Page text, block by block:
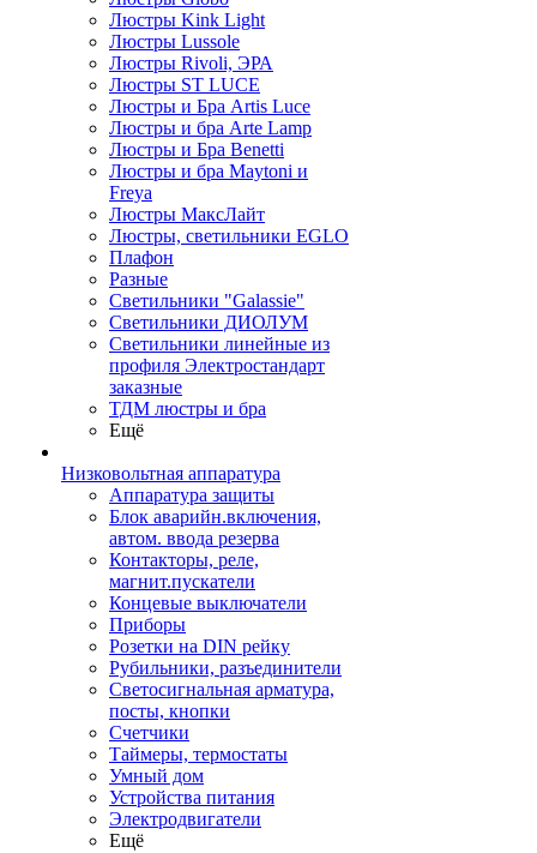
Люстры Kink Light
Люстры Lussole
Люстры Rivoli, ЭРА
Люстры ST LUCE
Люстры и Бра Artis Luce
Люстры и бра Arte Lamp
Люстры и Бра Benetti
Люстры и бра Maytoni и
Freya
Люстры МаксЛайт
Люстры, светильники EGLO
Плафон
Разные
Светильники "Galassie"
Светильники ДИОЛУМ
Светильники линейные из
профиля Электростандарт
заказные
ТДМ люстры и бра
Ещё
Низковольтная аппаратура
Аппаратура защиты
Блок аварийн.включения,
автом. ввода резерва
Контакторы, реле,
магнит.пускатели
Концевые выключатели
Приборы
Розетки на DIN рейку
Рубильники, разъединители
Светосигнальная арматура,
посты, кнопки
Счетчики
Таймеры, термостаты
Умный дом
Устройства питания
Электродвигатели
Ещё